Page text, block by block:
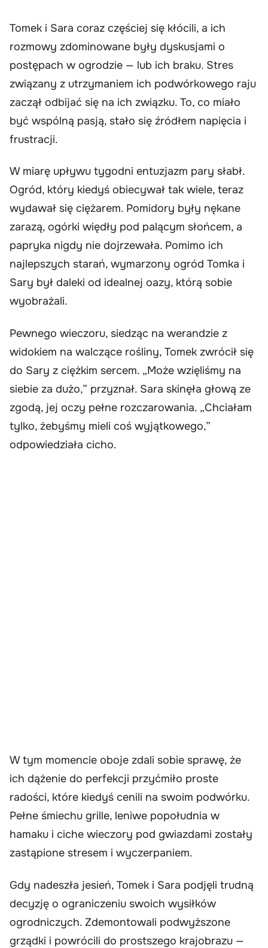
Tomek i Sara coraz częściej się kłócili, a ich
rozmowy zdominowane były dyskusjami o
postępach w ogrodzie — lub ich braku. Stres
związany z utrzymaniem ich podwórkowego raju
zaczął odbijać się na ich związku. To, co miało
być wspólną pasją, stało się źródłem napięcia i
frustracji.
W miarę upływu tygodni entuzjazm pary słabł.
Ogród, który kiedyś obiecywał tak wiele, teraz
wydawał się ciężarem. Pomidory były nękane
zarazą, ogórki więdły pod palącym słońcem, a
papryka nigdy nie dojrzewała. Pomimo ich
najlepszych starań, wymarzony ogród Tomka i
Sary był daleki od idealnej oazy, którą sobie
wyobrażali.
Pewnego wieczoru, siedząc na werandzie z
widokiem na walczące rośliny, Tomek zwrócił się
do Sary z ciężkim sercem. „Może wzięliśmy na
siebie za dużo,” przyznał. Sara skinęła głową ze
zgodą, jej oczy pełne rozczarowania. „Chciałam
tylko, żebyśmy mieli coś wyjątkowego,”
odpowiedziała cicho.
W tym momencie oboje zdali sobie sprawę, że
ich dążenie do perfekcji przyćmiło proste
radości, które kiedyś cenili na swoim podwórku.
Pełne śmiechu grille, leniwe popołudnia w
hamaku i ciche wieczory pod gwiazdami zostały
zastąpione stresem i wyczerpaniem.
Gdy nadeszła jesień, Tomek i Sara podjęli trudną
decyzję o ograniczeniu swoich wysiłków
ogrodniczych. Zdemontowali podwyższone
grządki i powrócili do prostszego krajobrazu —